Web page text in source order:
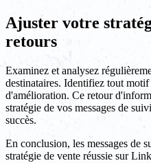
Ajuster votre
retours
Examinez et analysez
destinataires. Identifiez tout
d'amélioration. Ce retour
stratégie de vos messages de
succès.
En conclusion, les messages de
stratégie de vente réussie sur